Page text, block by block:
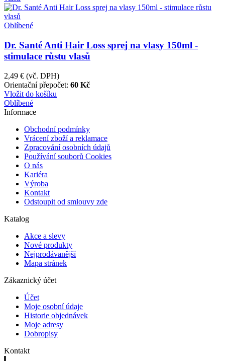
Oblíbené
Dr. Santé Anti Hair Loss sprej na vlasy 150ml -
stimulace růstu vlasů
2,49 € (vč. DPH)
Orientační přepočet: 60 Kč
Vložit do košíku
Oblíbené
Informace
Obchodní podmínky
Vrácení zboží a reklamace
Zpracování osobních údajů
Používání souborů Cookies
O nás
Kariéra
Výroba
Kontakt
Odstoupit od smlouvy zde
Katalog
Akce a slevy
Nové produkty
Nejprodávanější
Mapa stránek
Zákaznický účet
Účet
Moje osobní údaje
Historie objednávek
Moje adresy
Dobropisy
Kontakt